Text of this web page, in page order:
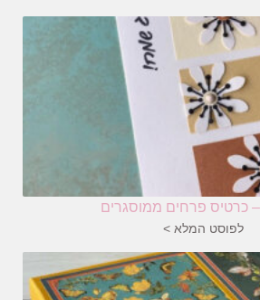
כרטיס פרחים ממוסגרים
לפוסט המלא >